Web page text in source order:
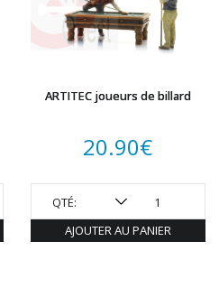
ARTITEC joueurs de billard
20.90€
QTÉ:
AJOUTER AU PANIER